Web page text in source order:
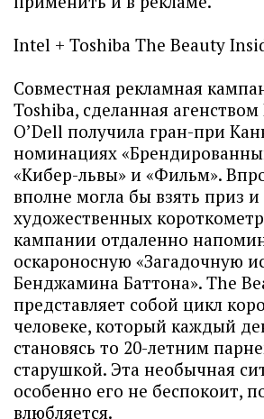
Intel + Toshiba The Beauty
Совместная рекламная
Toshiba, сделанная
O’Dell получила гран-при
номинациях
«Кибер-львы» и «Фильм».
вполне могла бы взять приз и
художественных
кампании отдаленно
оскароносную «Загадочную
Бенджамина Баттона». The
представляет собой цикл
человеке, который каждый
становясь то 20-летним
старушкой. Эта необычная
особенно его не беспокоит,
влюбляется.